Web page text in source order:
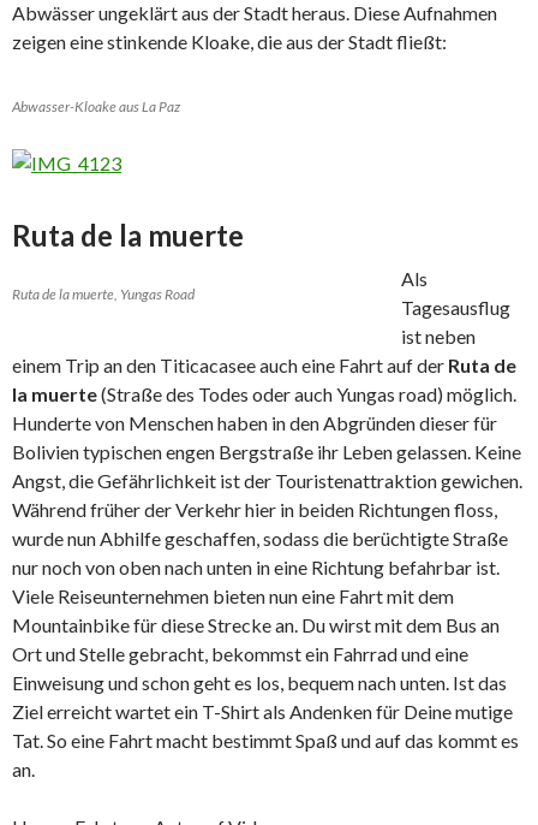
Abwässer ungeklärt aus der Stadt heraus. Diese Aufnahmen
zeigen eine stinkende Kloake, die aus der Stadt fließt:
Abwasser-Kloake aus La Paz
Ruta de la muerte
Ruta de la muerte, Yungas Road
Als
Tagesausflug
ist neben
einem Trip an den Titicacasee auch eine Fahrt auf der Ruta de
la muerte(Straße des Todes oder auch Yungas road) möglich.
Hunderte von Menschen haben in den Abgründen dieser für
Bolivien typischen engen Bergstraße ihr Leben gelassen. Keine
Angst, die Gefährlichkeit ist der Touristenattraktion gewichen.
Während früher der Verkehr hier in beiden Richtungen floss,
wurde nun Abhilfe geschaffen, sodass die berüchtigte Straße
nur noch von oben nach unten in eine Richtung befahrbar ist.
Viele Reiseunternehmen bieten nun eine Fahrt mit dem
Mountainbike für diese Strecke an. Du wirst mit dem Bus an
Ort und Stelle gebracht, bekommst ein Fahrrad und eine
Einweisung und schon geht es los, bequem nach unten. Ist das
Ziel erreicht wartet ein T-Shirt als Andenken für Deine mutige
Tat. So eine Fahrt macht bestimmt Spaß und auf das kommt es
an.